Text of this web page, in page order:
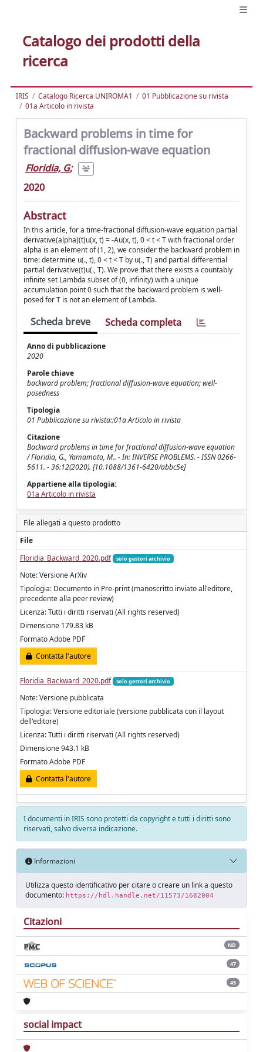
Catalogo dei prodotti della
ricerca
IRIS Catalogo Ricerca UNIROMA1
01 Pubblicazione su rivista
01a Articolo in rivista
Backward problems in time for
fractional diffusion-wave equation
Floridia, G;
2020
Abstract
In this article, for a time-fractional diffusion-wave equation partial
derivative(alpha)(t)u(x, t) = -Au(x, t), 0 < t < T with fractional order
alpha is an element of (1, 2), we consider the backward problem in
time: determine u(., t), 0 < t < T by u(., T) and partial differential
partial derivative(t)u(., T). We prove that there exists a countably
infinite set Lambda subset of (0, infinity) with a unique
accumulation point 0 such that the backward problem is well-
posed for T is not an element of Lambda.
Scheda breve Scheda completa
Anno di pubblicazione
2020
Parole chiave
backward problem; fractional diffusion-wave equation; well-
posedness
Tipologia
01 Pubblicazione su rivista::01a Articolo in rivista
Citazione
Backward problems in time for fractional diffusion-wave equation
/ Floridia, G., Yamamoto, M.. - In: INVERSE PROBLEMS. - ISSN 0266-
5611. - 36:12(2020). [10.1088/1361-6420/abbc5e]
Appartiene alla tipologia:
01a Articolo in rivista
File allegati a questo prodotto
File
Floridia_Backward_2020.pdf
solo gestori archivio
Note: Versione ArXiv
Tipologia: Documento in Pre-print (manoscritto inviato all'editore,
precedente alla peer review)
Licenza: Tutti i diritti riservati (All rights reserved)
Dimensione 179.83 kB
Formato Adobe PDF
Contatta l'autore
Floridia_Backward_2020.pdf solo gestori archivio
Note: Versione pubblicata
Tipologia: Versione editoriale (versione pubblicata con il layout
dell'editore)
Licenza: Tutti i diritti riservati (All rights reserved)
Dimensione 943.1 kB
Formato Adobe PDF
Contatta l'autore
I documenti in IRIS sono protetti da copyright e tutti i diritti sono
riservati, salvo diversa indicazione.
Informazioni
Utilizza questo identificativo per citare o creare un link a questo
documento: https://hdl.handle.net/11573/1682004
Citazioni
ND
47
45
social impact